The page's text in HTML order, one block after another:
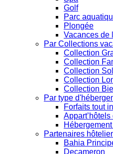
Golf
Parc
Plongée
Vacances de
Par Collections
Collection
Collection
Collection
Collection
Collection
Par type
Forfaits tout
Partenaires
Bahia
Decameron